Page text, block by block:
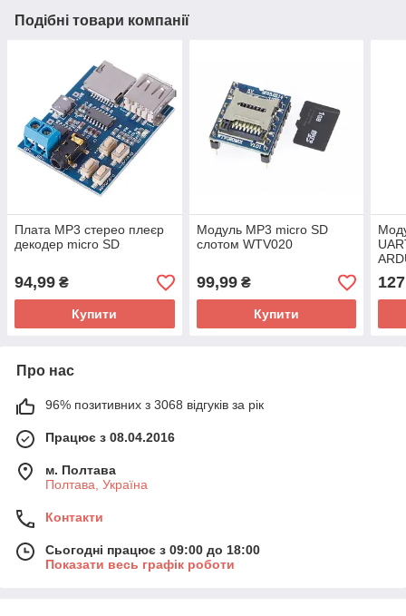
Подібні товари компанії
Плата MP3 стерео плеєр
декодер micro SD
94,99 ₴
Купити
Модуль MP3 micro SD
слотом WTV020
99,99₴
Купити
Про нас
96% позитивних з 3068 відгуків за рік
Працює з 08.04.2016
м. Полтава
Полтава, Україна
Контакти
Сьогодні працює з 09:00 до 18:00
Показати весь графік роботи